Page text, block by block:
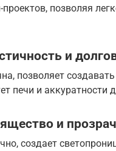
позволяя
и
позволяет
печи и аккуратности
и
создает